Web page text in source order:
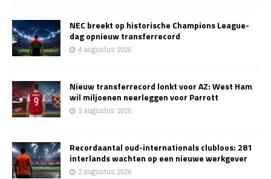
NEC breekt op historische Champions League-
dag opnieuw transferrecord
4 augustus 2026
Nieuw transferrecord lonkt voor AZ: West Ham
wil miljoenen neerleggen voor Parrott
3 augustus 2026
Recordaantal oud-internationals clubloos: 281
interlands wachten op een nieuwe werkgever
2 augustus 2026